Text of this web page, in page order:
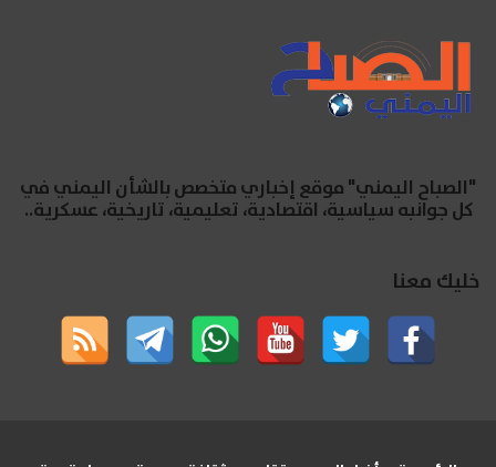
"الصباح اليمني" موقع إخباري متخصص بالشأن اليمني في
كل جوانبه سياسية، اقتصادية، تعليمية، تاريخية، عسكرية..
خليك معنا